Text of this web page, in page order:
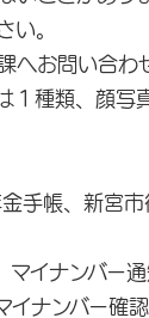
い。
へお問い合わ
１種類、顔
手帳、新宮市
マイナンバー
ナンバー確